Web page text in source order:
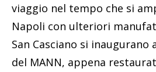
viaggio nel tempo che si
Napoli con ulteriori
San Casciano si inaugurano
del MANN, appena